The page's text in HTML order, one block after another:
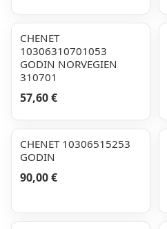
CHENET
10306310701053
GODIN NORVEGIEN
310701
57,60 €
CHENET 10306515253
GODIN
90,00 €